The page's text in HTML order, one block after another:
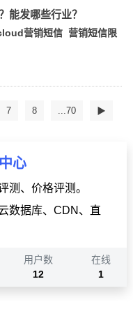
能发哪些行业？
营销短信 营销短信限
7 8 ...70 ▶
心
测、价格评测。
数据库、CDN、直
用户数
12
在线
1